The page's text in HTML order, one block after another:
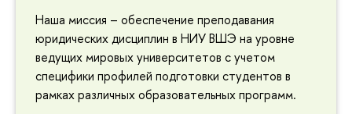
Наша миссия – обеспечение преподавания
юридических дисциплин в НИУ ВШЭ на уровне
ведущих мировых университетов с учетом
специфики профилей подготовки студентов в
рамках различных образовательных программ.